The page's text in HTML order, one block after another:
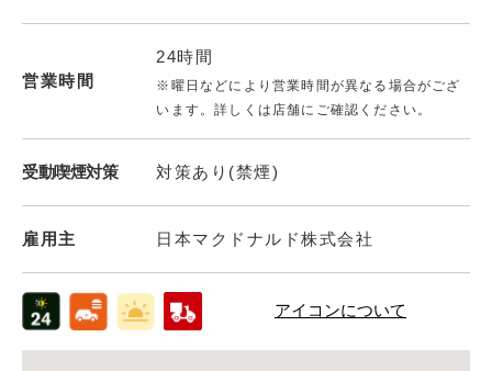
営業時間
24時間
※曜日などにより営業時間が異なる場合がござ
います。詳しくは店舗にご確認ください。
受動喫煙対策 対策あり(禁煙)
雇用主 日本マクドナルド株式会社
アイコンについて